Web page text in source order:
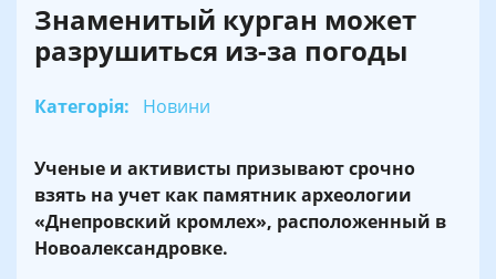
Знаменитый курган может
разрушиться из-за погоды
Категорія: Новини
Ученые и активисты призывают срочно
взять на учет как памятник археологии
«Днепровский кромлех», расположенный в
Новоалександровке.